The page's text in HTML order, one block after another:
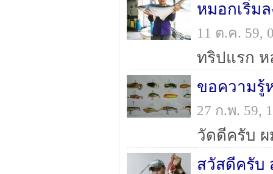
หมอกเริ่ม
11 ต.ค. 59,
ทริปแรก
ขอความรู้
27 ก.พ. 59,
สวัสดีครับ